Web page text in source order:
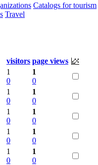
Catalogs for tourism
Travel
visitors page views
1
0
1
0
1
0
1
0
1
0
1
0
1
0
1
0
1
0
1
0